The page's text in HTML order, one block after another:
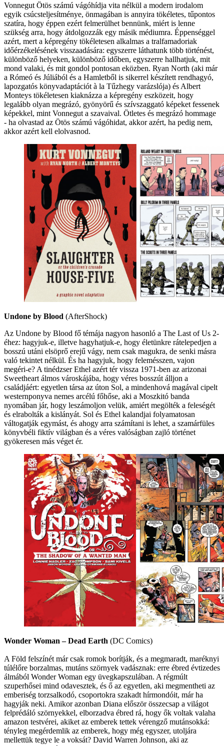
Vonnegut Ötös számú vágóhídja vita nélkül a modern irodalom
egyik csúcsteljesítménye, önmagában is annyira tökéletes, tűpontos
szatíra, hogy éppen ezért felmerülhet bennünk, miért is lenne
szükség arra, hogy átdolgozzák egy másik médiumra. Éppenséggel
azért, mert a képregény tökéletesen alkalmas a tralfamadoriak
időérzékelésének visszaadására: egyszerre láthatunk több történést,
különböző helyeken, különböző időben, egyszerre hallhatjuk, mit
mond valaki, és mit gondol pontosan eközben. Ryan North (aki már
a Rómeó és Júliából és a Hamletből is sikerrel készített rendhagyó,
lapozgatós könyvadaptációt à la Tűzhegy varázslója) és Albert
Monteys tökéletesen kiaknázza a képregény eszközeit, hogy
legalább olyan megrázó, gyönyörű és szívszaggató képeket fessenek
képekkel, mint Vonnegut a szavaival. Ötletes és megrázó hommage
- ha olvastad az Ötös számú vágóhidat, akkor azért, ha pedig nem,
akkor azért kell elolvasnod.
Undone by Blood (AfterShock)
Az Undone by Blood fő témája nagyon hasonló a The Last of Us 2-
éhez: hagyjuk-e, illetve hagyhatjuk-e, hogy életünkre rátelepedjen a
bosszú utáni elsöprő erejű vágy, nem csak magukra, de senki másra
való tekintet nélkül. És ha hagyjuk, hogy felemésszen, vajon
megéri-e? A tinédzser Ethel azért tér vissza 1971-ben az arizonai
Sweetheart álmos városkájába, hogy véres bosszút álljon a
családjáért: egyetlen társa az úton Sol, a mindenhová magával cipelt
westernponyva nemes arcélú főhőse, aki a Moszkitó banda
nyomában jár, hogy leszámoljon velük, amiért megölték a feleségét
és elrabolták a kislányát. Sol és Ethel kalandjai folyamatosan
váltogatják egymást, és ahogy arra számítani is lehet, a szamárfüles
könyvbéli fiktív világban és a véres valóságban zajló történet
gyökeresen más véget ér.
Wonder Woman – Dead Earth (DC Comics)
A Föld felszínét már csak romok borítják, és a megmaradt, maréknyi
túlélőre borzalmas, mutáns szörnyek vadásznak: erre ébred évtizedes
álmából Wonder Woman egy üvegkapszulában. A régmúlt
szuperhősei mind odavesztek, és ő az egyetlen, aki megmentheti az
emberiség torzsalkodó, csoportokra szakadt hírmondóit, már ha
hagyják neki. Amikor azonban Diana először összecsap a világot
felprédáló szörnyekkel, elborzadva ébred rá, hogy ők voltak valaha
amazon testvérei, akiket az emberek tettek vérengző mutánsokká:
tényleg megérdemlik az emberek, hogy még egyszer, utoljára
mellettük tegye le a voksát? David Warren Johnson, aki az